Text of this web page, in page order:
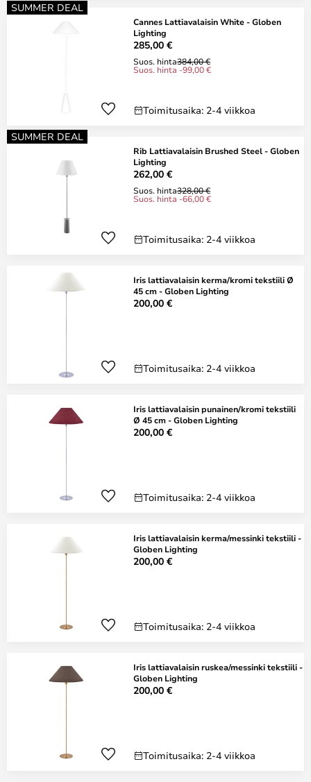
SUMMER DEAL
Cannes Lattiavalaisin White - Globen
Lighting
285,00 €
Suos. hinta384,00 €
Suos. hinta -99,00 €
Toimitusaika: 2-4 viikkoa
SUMMER DEAL
Rib Lattiavalaisin Brushed Steel - Globen
Lighting
262,00 €
Suos. hinta328,00 €
Suos. hinta -66,00 €
Toimitusaika: 2-4 viikkoa
Iris lattiavalaisin kerma/kromi tekstiili Ø
45 cm - Globen Lighting
200,00 €
Toimitusaika: 2-4 viikkoa
Iris lattiavalaisin punainen/kromi tekstiili
Ø 45 cm - Globen Lighting
200,00 €
Toimitusaika: 2-4 viikkoa
Iris lattiavalaisin kerma/messinki tekstiili -
Globen Lighting
200,00 €
Toimitusaika: 2-4 viikkoa
Iris lattiavalaisin ruskea/messinki tekstiili -
Globen Lighting
200,00 €
Toimitusaika: 2-4 viikkoa